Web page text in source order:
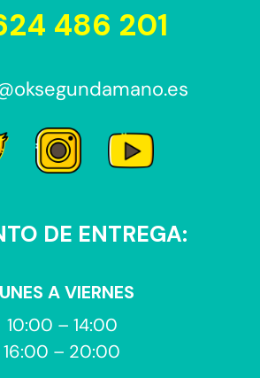
486 201
DE ENTREGA:
A VIERNES
10:00 – 14:00
16:00 – 20:00